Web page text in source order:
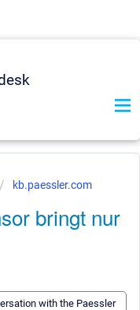
kb.paessler.com
bringt nur
with the Paessler